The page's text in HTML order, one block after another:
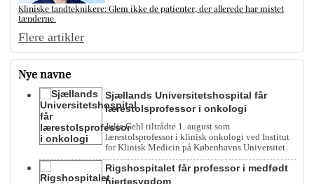
Kliniske tandteknikere: Glem ikke de patienter, der allerede har mistet
tænderne
Flere artikler
Nye navne
Sjællands Universitetshospital får
lærestolsprofessor i onkologi
Julie Gehl tiltrådte 1. august som
lærestolsprofessor i klinisk onkologi ved Institut
for Klinisk Medicin på Københavns Universitet.
Rigshospitalet får professor i medfødt
hjertesygdom